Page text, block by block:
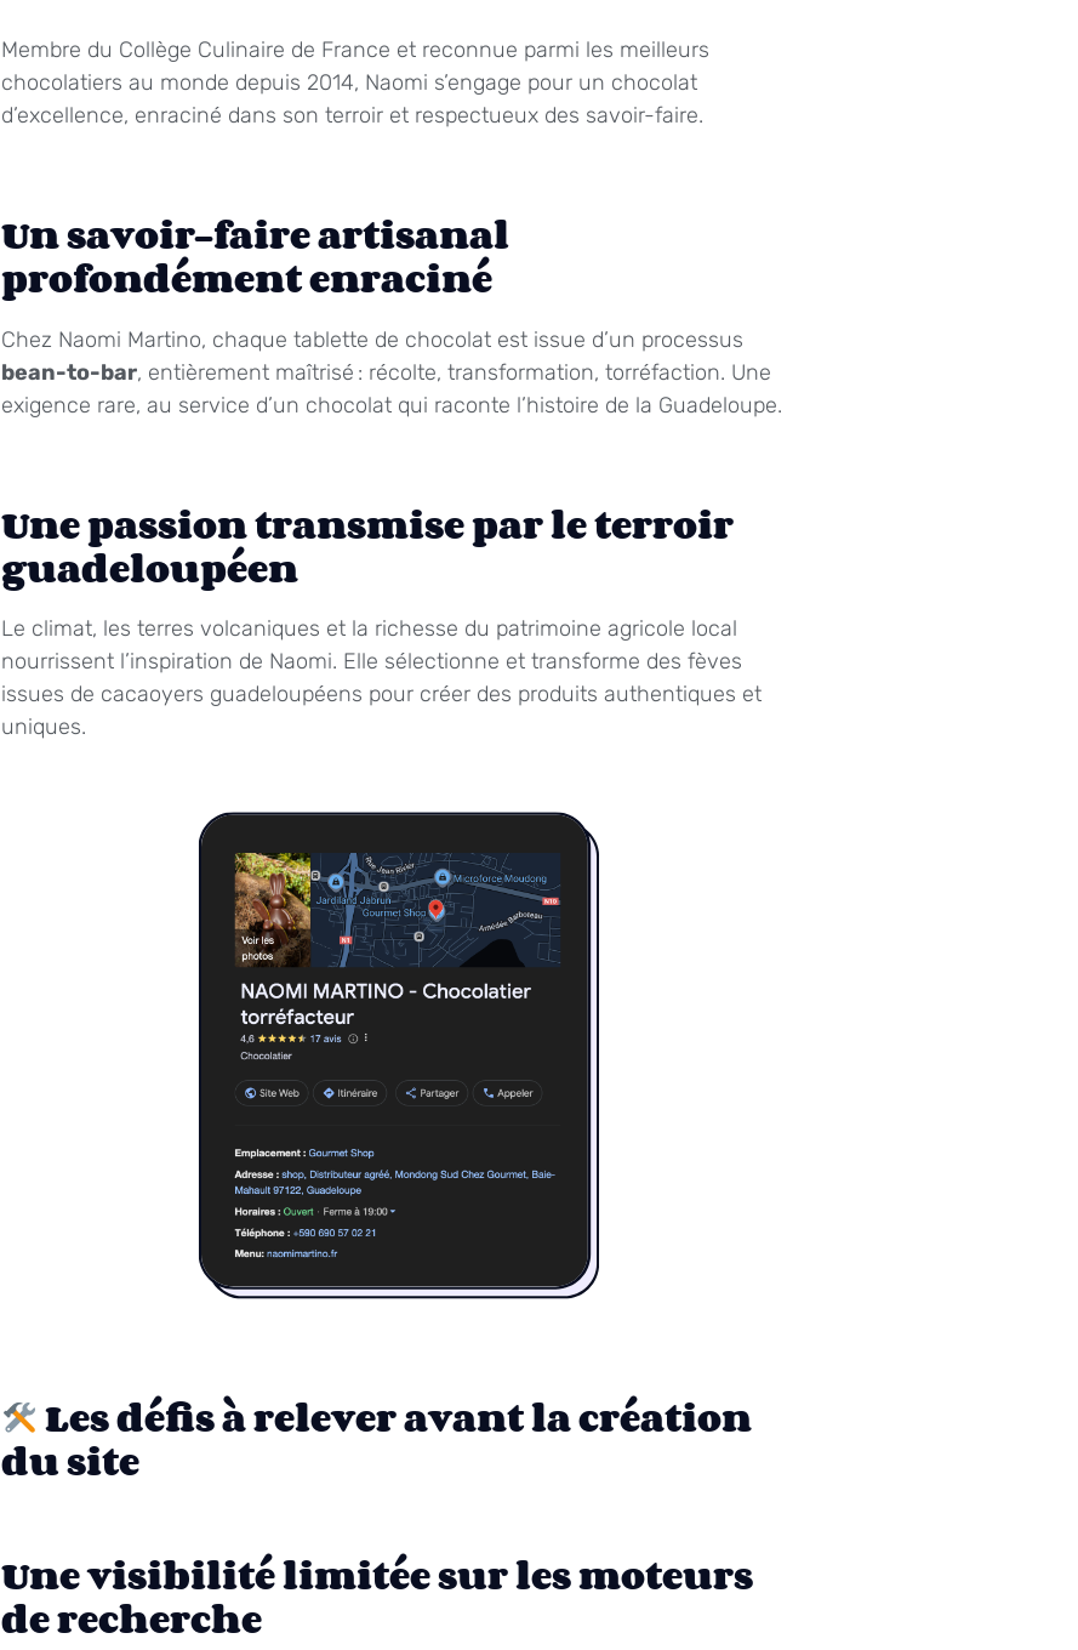
Membre du Collège Culinaire de France et reconnue parmi les meilleurs
chocolatiers au monde depuis 2014, Naomi s’engage pour un chocolat
d’excellence, enraciné dans son terroir et respectueux des savoir-faire.
Un savoir-faire artisanal
profondément enraciné
Chez Naomi Martino, chaque tablette de chocolat est issue d’un processus
bean-to-bar, entièrement maîtrisé : récolte, transformation, torréfaction. Une
exigence rare, au service d’un chocolat qui raconte l’histoire de la Guadeloupe.
Une passion transmise par le terroir
guadeloupéen
Le climat, les terres volcaniques et la richesse du patrimoine agricole local
nourrissent l’inspiration de Naomi. Elle sélectionne et transforme des fèves
issues de cacaoyers guadeloupéens pour créer des produits authentiques et
uniques.
Les défis à relever avant la création
du site
Une visibilité limitée sur les moteurs
de recherche